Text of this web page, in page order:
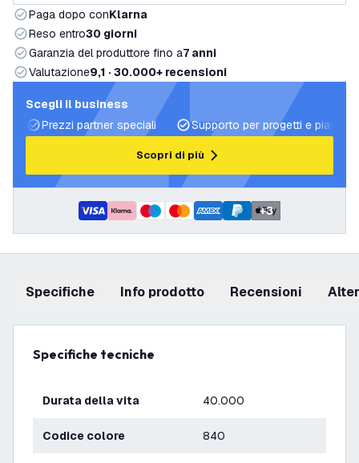
Paga dopo conKlarna
Reso entro30 giorni
Garanzia del produttore fino a7 anni
Valutazione9,1 · 30.000+ recensioni
Scegli il business
Prezzi partner speciali
Supporto per progetti e piani di
Scopri di più
+3
Specifiche info prodotto recensioni
Specifiche tecniche
Durata della vita 40.000
Codice colore 840